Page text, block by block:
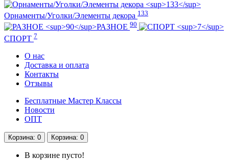
Орнаменты/Уголки/Элементы декора 133
РАЗНОЕ 90
СПОРТ 7
О нас
Доставка и оплата
Контакты
Отзывы
Бесплатные Мастер Классы
Новости
ОПТ
Корзина: 0 Корзина: 0
В корзине пусто!